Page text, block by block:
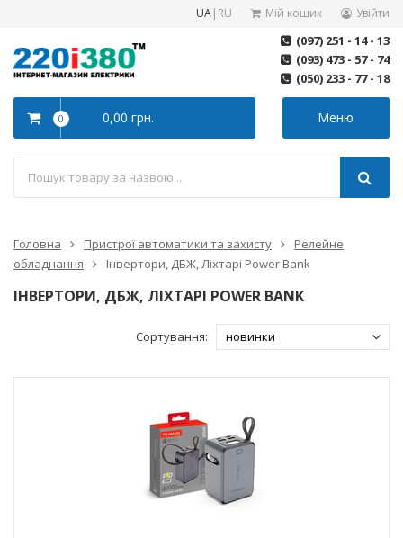
UA| RU Мій кошик Увійти
(097) 251 - 14 - 13
(093) 473 - 57 - 74
(050) 233 - 77 - 18
Меню
0 0,00 грн.
Головна Пристрої автоматики та захисту
Релейне
обладнання
Інвертори, ДБЖ, Ліхтарі Power Bank
ІНВЕРТОРИ, ДБЖ, ЛІХТАРІ POWER BANK
Сортування: